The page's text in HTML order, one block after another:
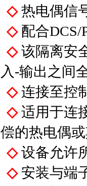
◇ 热电偶信
◇ 配合DCS/
◇ 该隔离安
入-输出之间
◇ 连接至控
◇ 适用于连
偿的热电偶
◇ 设备允许
◇ 安装与端